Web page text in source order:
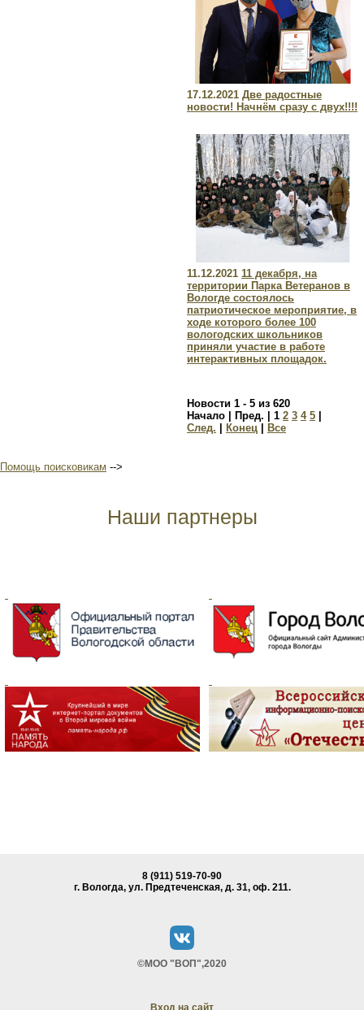
17.12.2021 Две радостные
новости! Начнём сразу с двух!!!!
11.12.2021 11 декабря, на
территории Парка Ветеранов в
Вологде состоялось
патриотическое мероприятие, в
ходе которого более 100
вологодских школьников
приняли участие в работе
интерактивных площадок.
Новости 1 - 5 из 620
Начало | Пред. | 1 2 3 4 5
След.
Конец Все
Помощь поисковикам -->
Наши партнеры
8 (911) 519-70-90
г. Вологда, ул. Предтеченская, д. 31, oф. 211.
©МОО "ВОП",2020